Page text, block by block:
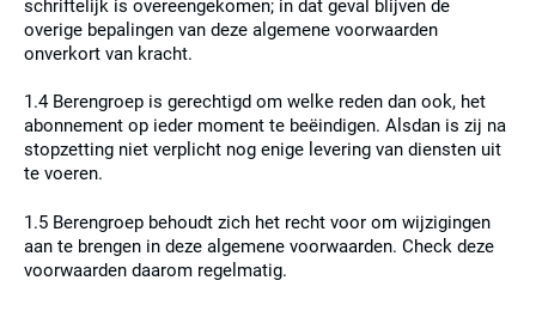
schriftelijk is overeengekomen; in dat geval blijven de
overige bepalingen van deze algemene voorwaarden
onverkort van kracht.
1.4 Berengroep is gerechtigd om welke reden dan ook, het
abonnement op ieder moment te beëindigen. Alsdan is zij na
stopzetting niet verplicht nog enige levering van diensten uit
te voeren.
1.5 Berengroep behoudt zich het recht voor om wijzigingen
aan te brengen in deze algemene voorwaarden. Check deze
voorwaarden daarom regelmatig.